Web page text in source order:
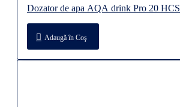
Dozator de apa AQA drink Pro 20 HCS
Adaugă în Coş